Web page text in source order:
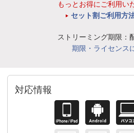
もっとお得にご利用い
セット割ご利用方
ストリーミング期限：
期限・ライセンス
対応情報